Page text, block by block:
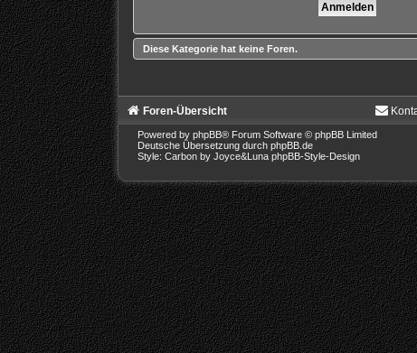
Diese Kategorie hat keine Foren.
Foren-Übersicht
Powered by phpBB® Forum Software © phpBB Limited
Deutsche Übersetzung durch phpBB.de
Style: Carbon by Joyce&Luna phpBB-Style-Design